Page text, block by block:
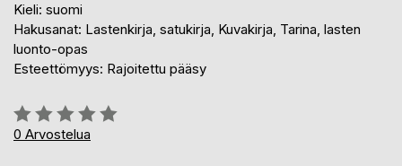
Kieli: suomi
Hakusanat: Lastenkirja, satukirja, Kuvakirja, Tarina, lasten
luonto-opas
Esteettömyys: Rajoitettu pääsy
Arvostelu::
0%
0 Arvostelua